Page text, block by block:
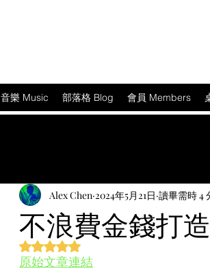
音樂 Music 部落格 Blog 會員 Members
不浪費金錢打
Alex Chen 2024年5月21日 讀畢需時 4
評等為 NaN（最高為 5 顆星）。
原始文章連結